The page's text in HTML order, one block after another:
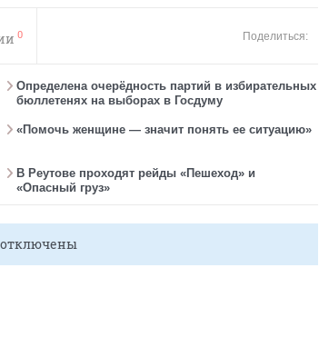
0 Поделиться:
Определена очерёдность партий в избирательных
бюллетенях на выборах в Госдуму
«Помочь женщине — значит понять ее ситуацию»
В Реутове проходят рейды «Пешеход» и
«Опасный груз»